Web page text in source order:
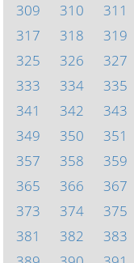
309
310 311
317
318 319
325
326 327
333
334 335
341
342 343
349
350 351
357
358 359
365
366 367
373
374 375
381
382 383